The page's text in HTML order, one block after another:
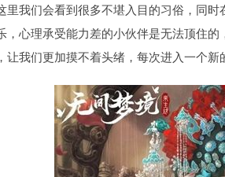
里我们会看到很多不堪入目的习俗，同
，心理承受能力差的小伙伴是无法顶住
让我们更加摸不着头绪，每次进入一个新